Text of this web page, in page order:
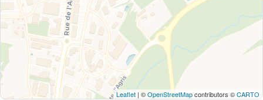
Leaflet | ©OpenStreetMapcontributors ©CARTO